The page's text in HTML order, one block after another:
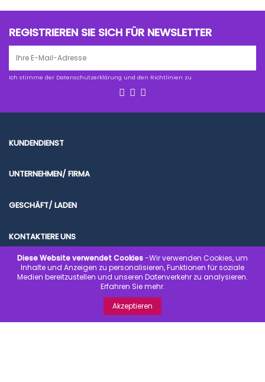
REGISTRIEREN SIE SICH FÜR NEWSLETTER
Ich stimme der Datenschutzerklärung und den Richtlinien zu
KUNDENDIENST
UNTERNEHMEN/ FIRMA
GESCHÄFT/ LADEN
KONTAKTIERE UNS
© 2020 www.kondombilliger.de | SICHER EINKAUFEN. SICHER BEZAHLEN.
SCHNELL GELIEFERT.
Diese Website verwendet Cookies-Wir verwenden Cookies, um
Inhalte und Anzeigen zu personalisieren, Funktionen für soziale
Medien bereitzustellen und unseren Datenverkehr zu analysieren.
Erfahren Sie mehr.
Akzeptieren